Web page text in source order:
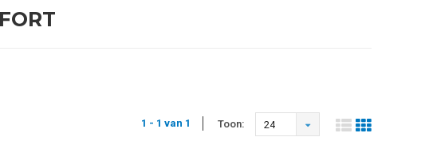
1 - 1 van 1 Toon: 24